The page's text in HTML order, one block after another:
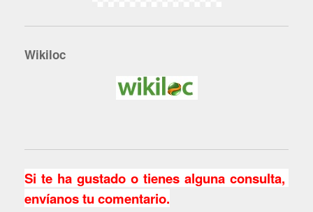
Wikiloc
Si te ha gustado o tienes alguna consulta,
envíanos tu comentario.